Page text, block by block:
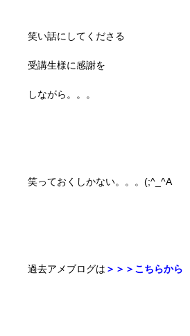
笑い話にしてくださる
受講生様に感謝を
しながら。。。
笑っておくしかない。。。(;^_^A
過去アメブログは ＞＞＞こちらから